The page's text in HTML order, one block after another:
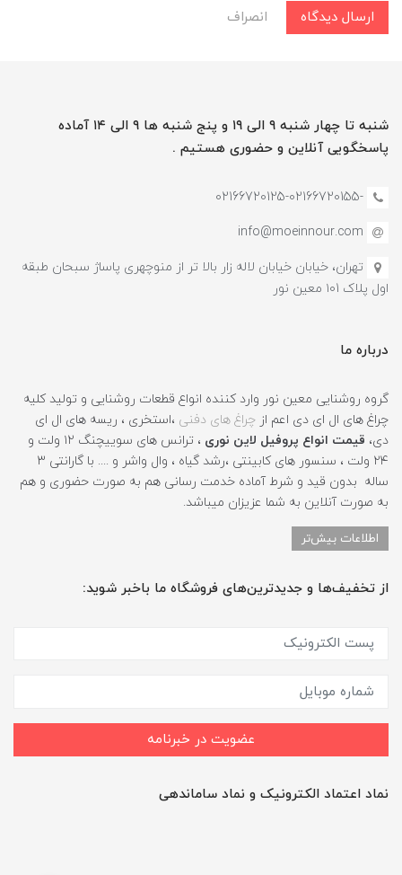
ارسال دیدگاه انصراف
شنبه تا چهار شنبه ۹ الی ۱۹ و پنج شنبه ها ۹ الی ۱۴ آماده
پاسخگویی آنلاین و حضوری هستیم .
-02166720125-02166720155
info@moeinnour.com
تهران، خیابان خیابان لاله زار بالا تر از منوچهری پاساژ سبحان طبقه
اول پلاک ۱۰1 معین نور
درباره ما
گروه روشنایی معین نور وارد کننده انواع قطعات روشنایی و تولید کلیه
چراغ های ال ای دی اعم از چراغ های دفنی ،استخری ، ریسه های ال ای
دی، قیمت انواع پروفیل لاین نوری
، ترانس های سوییچنگ ۱۲ ولت و
۲۴ ولت ، سنسور های کابینتی ،رشد گیاه ، وال واشر و .... با گارانتی ۳
ساله بدون قید و شرط آماده خدمت رسانی هم به صورت حضوری و هم
به صورت آنلاین به شما عزیزان میباشد.
اطلاعات بیش‌تر
از تخفیف‌ها و جدیدترین‌های فروشگاه ما باخبر شوید:
عضویت در خبرنامه
نماد اعتماد الکترونیک و نماد ساماندهی